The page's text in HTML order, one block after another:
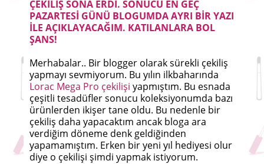
ÇEKİLİŞ SONA ERDİ. SONUCU EN GEÇ
PAZARTESİ GÜNÜ BLOGUMDA AYRI BİR YAZI
İLE AÇIKLAYACAĞIM. KATILANLARA BOL
ŞANS!
Merhabalar.. Bir blogger olarak sürekli çekiliş
yapmayı sevmiyorum. Bu yılın ilkbaharında
Lorac Mega Pro çekilişi yapmıştım. Bu esnada
çeşitli tesadüfler sonucu koleksiyonumda bazı
ürünlerden ikişer tane oldu. Bu nedenle bir
çekiliş daha yapacaktım ancak bloga ara
verdiğim döneme denk geldiğinden
yapamamıştım. Erken bir yeni yıl hediyesi olur
diye o çekilişi şimdi yapmak istiyorum.